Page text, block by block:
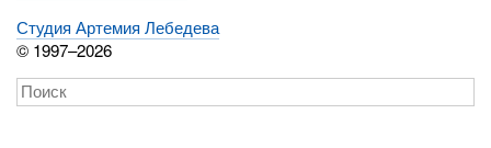
Студия Артемия Лебедева
© 1997–2026